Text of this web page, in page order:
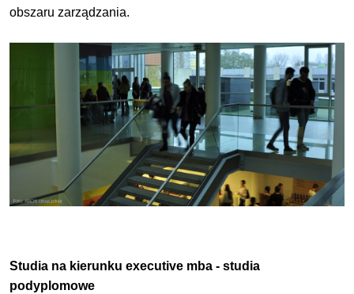
obszaru zarządzania.
Studia na kierunku executive mba - studia
podyplomowe